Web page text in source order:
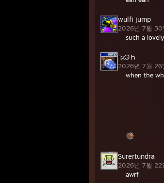
wulfi jump
2026년 7월 30
such a
ℸϰϿЋ
2026년 7월 26
when the
Surertundra
2026년 7월 22
awrf